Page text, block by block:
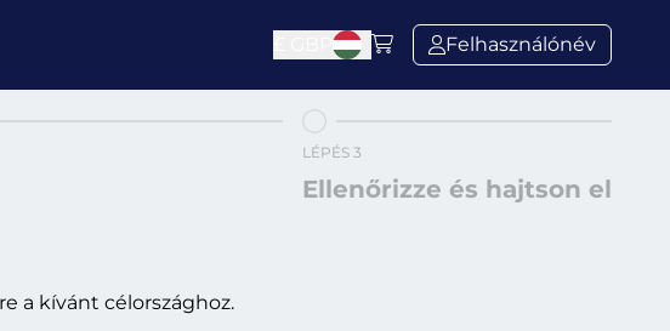
Felhasználónév
LÉPÉS 3
Ellenőrizze és hajtson el
a kívánt célországhoz.